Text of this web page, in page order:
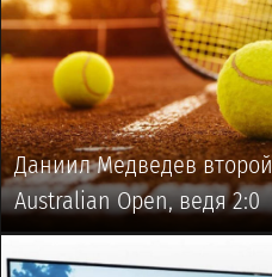
Даниил Медведев
Australian Open, ведя 2:0
🥎 #ТЕННИС